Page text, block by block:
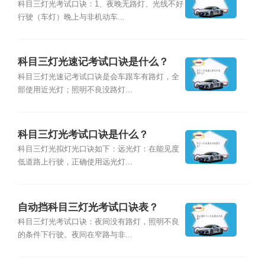
科目三灯光考试口诀：1、夜晚无路灯、光线不好
行驶（车灯）晚上与非机动车...
科目三灯光速记考试口诀是什么？
科目三灯光速记考试口诀是会车跟车有路灯，全
部使用近光灯；照明不良没路灯...
科目三灯光考试口诀是什么？
科目三灯光拟灯光口诀如下：远光灯：在能见度
低道路上行驶，正确使用远光灯...
自动挡科目三灯光考试口诀表？
科目三灯光考试口诀：夜间没有路灯，照明不良
的条件下行驶。夜间在窄路与非...